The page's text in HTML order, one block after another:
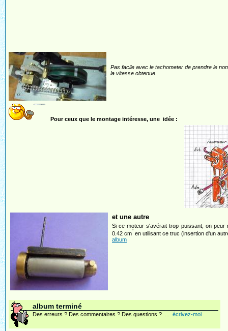
Pas facile avec le tachometer de prendre le
la vitesse obtenue.
Pour ceux que le montage intéresse, une idée :
et une autre
Si ce moteur s'avérait trop puissant, on
0.42 cm" en utilisant ce truc (insertion d'un
album
album terminé
Des erreurs ? Des commentaires ? Des questions ? ... écrivez-moi